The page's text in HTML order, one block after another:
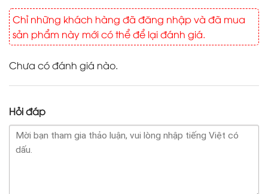
Chỉ những khách hàng đã đăng nhập và đã mua
sản phẩm này mới có thể để lại đánh giá.
Chưa có đánh giá nào.
Hỏi đáp